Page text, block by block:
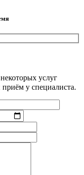
услуг
у специалиста.